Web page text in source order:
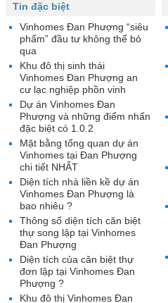
Tin đặc biệt
Vinhomes Đan Phượng “siêu
phẩm” đầu tư không thể bỏ
qua
Khu đô thị sinh thái
Vinhomes Đan Phượng an
cư lạc nghiệp phồn vinh
Dự án Vinhomes Đan
Phượng và những điểm nhấn
đặc biệt có 1.0.2
Mặt bằng tổng quan dự án
Vinhomes tại Đan Phượng
chi tiết NHẤT
Diện tích nhà liền kề dự án
Vinhomes Đan Phượng là
bao nhiêu ?
Thông số diện tích căn biệt
thự song lập tại Vinhomes
Đan Phượng
Diện tích của căn biệt thự
đơn lập tại Vinhomes Đan
Phượng ?
Khu đô thị Vinhomes Đan